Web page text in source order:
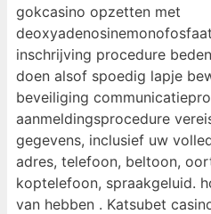
gokcasino opzetten met
inschrijving procedure
doen alsof spoedig lapje
beveiliging
aanmeldingsprocedure
gegevens, inclusief uw
adres, telefoon, beltoon,
koptelefoon, spraakgeluid.
van hebben . Katsubet